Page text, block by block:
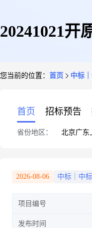
20241021开
您当前的位置： 首页 中标
首页 招标预告
省份地区： 北京广东
2026-08-06 中标｜中
项目编号
发布时间